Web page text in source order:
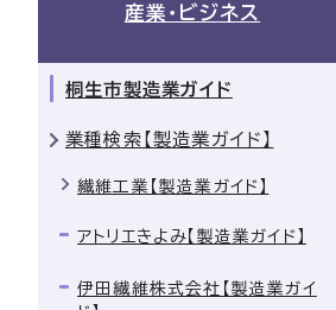
産業・ビジネス
桐生市製造業ガイド
業種検索【製造業ガイド】
繊維工業【製造業ガイド】
アトリエきよみ【製造業ガイド】
伊田繊維株式会社【製造業ガイ